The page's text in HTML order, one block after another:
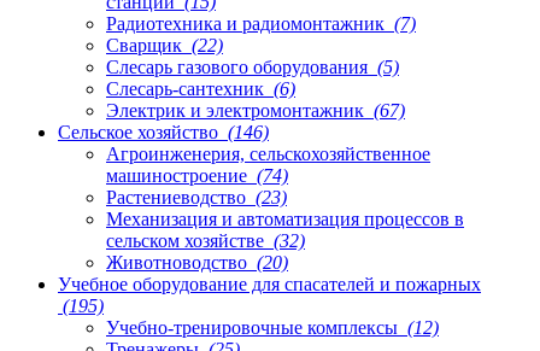
Радиотехника и радиомонтажник (7)
Сварщик (22)
Слесарь газового оборудования (5)
Слесарь-сантехник (6)
Электрик и электромонтажник (67)
Сельское хозяйство (146)
Агроинженерия, сельскохозяйственное
машиностроение (74)
Растениеводство (23)
Механизация и автоматизация процессов в
сельском хозяйстве (32)
Животноводство (20)
Учебное оборудование для спасателей и пожарных
(195)
Учебно-тренировочные комплексы (12)